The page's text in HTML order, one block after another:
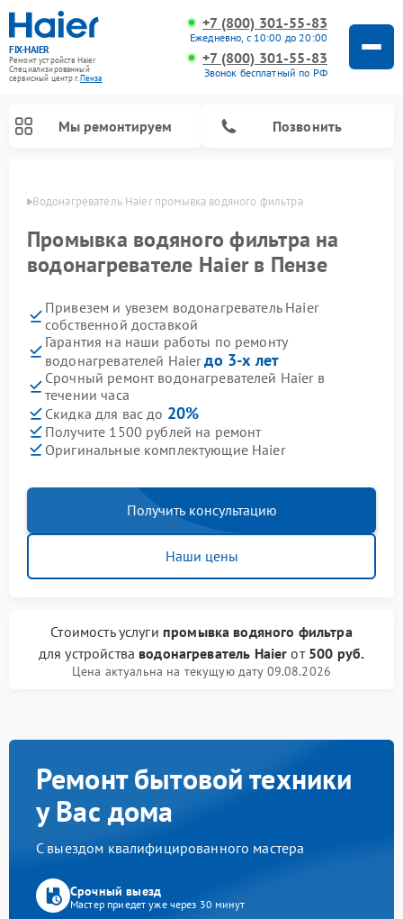
FIX-HAIER
Ремонт устройств Haier
Специализированный
cервисный центр г.Пенза
+7 (800) 301-55-83
Ежедневно, с 10:00 до 20:00
+7 (800) 301-55-83
Звонок бесплатный по РФ
Мы ремонтируем Позвонить
Водонагреватель Haier промывка водяного фильтра
Промывка водяного фильтра на
водонагревателе Haier в Пензе
Привезем и увезем водонагреватель Haier
собственной доставкой
Гарантия на наши работы по ремонту
водонагревателей Haierдо 3-х лет
Срочный ремонт водонагревателей Haier в
течении часа
Скидка для вас до 20%
Получите 1500 рублей на ремонт
Оригинальные комплектующие Haier
Получить консультацию
Наши цены
Стоимость услуги промывка водяного фильтра
для устройства водонагреватель Haier от 500 руб.
Цена актуальна на текущую дату 09.08.2026
Ремонт бытовой техники
у Вас дома
С выездом квалифицированного мастера
Срочный выезд
Мастер приедет уже через 30 минут